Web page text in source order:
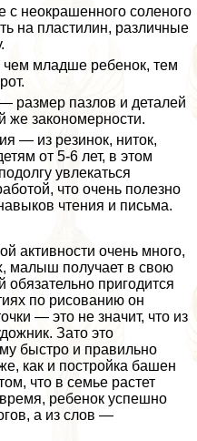
неокрашенного соленого
на пластилин, различные
чем младше ребенок, тем
размер пазлов и деталей
же закономерности.
— из резинок, ниток,
от 5-6 лет, в этом
увлекаться
что очень полезно
чтения и письма.
активности очень много,
малыш получает в свою
пригодится
по рисованию он
— это не значит, что из
Зато это
быстро и правильно
как и постройка башен
что в семье растет
время, ребенок успешно
а из слов —